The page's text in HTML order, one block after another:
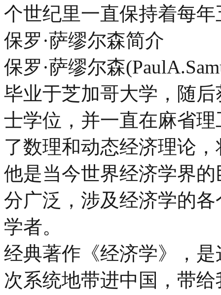
个世纪里一直保持着每
保罗·萨缪尔森简介
保罗·萨缪尔森
毕业于芝加哥大学，随
士学位，并一直在麻省
了数理和动态经济理论
他是当今世界经济学界
分广泛，涉及经济学的
学者。
经典著作《经济学》，
次系统地带进中国，带给